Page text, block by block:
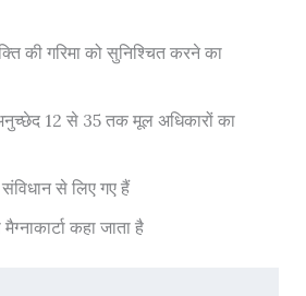
की गरिमा को सुनिश्चित करने का
12 से 35 तक मूल अधिकारों का
से लिए गए हैं
कहा जाता है